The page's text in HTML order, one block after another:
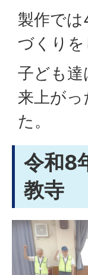
製作で
づくりを
子ども
来上が
た。
令和8
教寺